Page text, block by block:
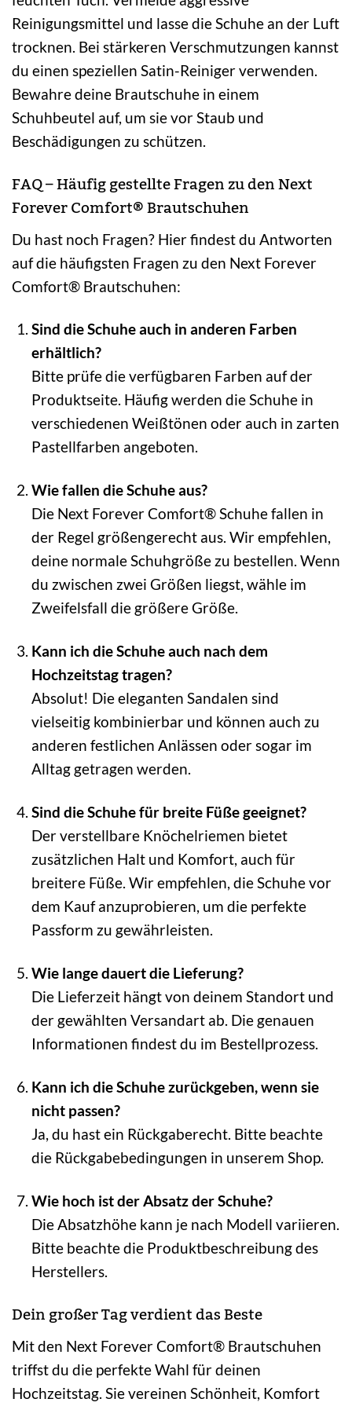
Reinigungsmittel und lasse die Schuhe an der Luft
trocknen. Bei stärkeren Verschmutzungen kannst
du einen speziellen Satin-Reiniger verwenden.
Bewahre deine Brautschuhe in einem
Schuhbeutel auf, um sie vor Staub und
Beschädigungen zu schützen.
FAQ – Häufig gestellte Fragen zu den Next
Forever Comfort® Brautschuhen
Du hast noch Fragen? Hier findest du Antworten
auf die häufigsten Fragen zu den Next Forever
Comfort® Brautschuhen:
Sind die Schuhe auch in anderen Farben
erhältlich?
Bitte prüfe die verfügbaren Farben auf der
Produktseite. Häufig werden die Schuhe in
verschiedenen Weißtönen oder auch in zarten
Pastellfarben angeboten.
Wie fallen die Schuhe aus?
Die Next Forever Comfort® Schuhe fallen in
der Regel größengerecht aus. Wir empfehlen,
deine normale Schuhgröße zu bestellen. Wenn
du zwischen zwei Größen liegst, wähle im
Zweifelsfall die größere Größe.
Kann ich die Schuhe auch nach dem
Hochzeitstag tragen?
Absolut! Die eleganten Sandalen sind
vielseitig kombinierbar und können auch zu
anderen festlichen Anlässen oder sogar im
Alltag getragen werden.
Sind die Schuhe für breite Füße geeignet?
Der verstellbare Knöchelriemen bietet
zusätzlichen Halt und Komfort, auch für
breitere Füße. Wir empfehlen, die Schuhe vor
dem Kauf anzuprobieren, um die perfekte
Passform zu gewährleisten.
Wie lange dauert die Lieferung?
Die Lieferzeit hängt von deinem Standort und
der gewählten Versandart ab. Die genauen
Informationen findest du im Bestellprozess.
Kann ich die Schuhe zurückgeben, wenn sie
nicht passen?
Ja, du hast ein Rückgaberecht. Bitte beachte
die Rückgabebedingungen in unserem Shop.
Wie hoch ist der Absatz der Schuhe?
Die Absatzhöhe kann je nach Modell variieren.
Bitte beachte die Produktbeschreibung des
Herstellers.
Dein großer Tag verdient das Beste
Mit den Next Forever Comfort® Brautschuhen
triffst du die perfekte Wahl für deinen
Hochzeitstag. Sie vereinen Schönheit, Komfort